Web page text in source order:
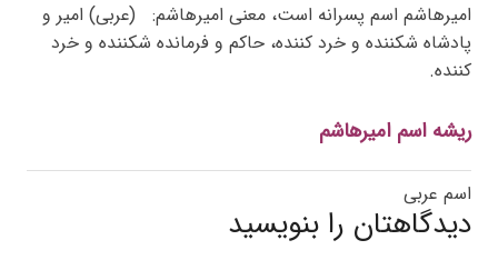
امیرهاشم اسم پسرانه است، معنی امیرهاشم: (عربی) امیر و
پادشاه شکننده و خرد کننده، حاکم و فرمانده شکننده و خرد
کننده.
ریشه اسم امیرهاشم
اسم عربی
دیدگاهتان را بنویسید